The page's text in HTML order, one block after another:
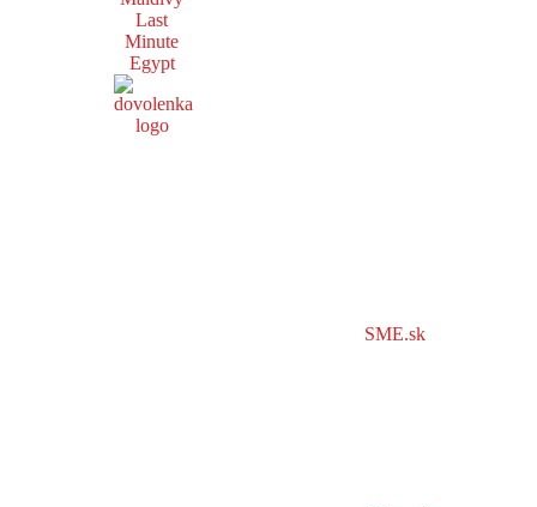
Last
Minute
Egypt
SME.sk